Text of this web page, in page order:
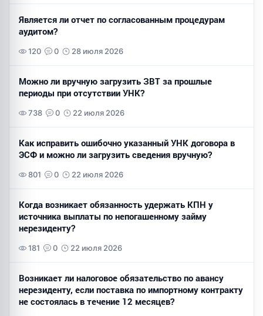
Является ли отчет по согласованным процедурам
аудитом?
120 0 28 июля 2026
Можно ли вручную загрузить ЗВТ за прошлые
периоды при отсутствии УНК?
738 0 22 июля 2026
Как исправить ошибочно указанный УНК договора в
ЭСФ и можно ли загрузить сведения вручную?
801 0 22 июля 2026
Когда возникает обязанность удержать КПН у
источника выплаты по непогашенному займу
нерезиденту?
181 0 22 июля 2026
Возникает ли налоговое обязательство по авансу
нерезиденту, если поставка по импортному контракту
не состоялась в течение 12 месяцев?